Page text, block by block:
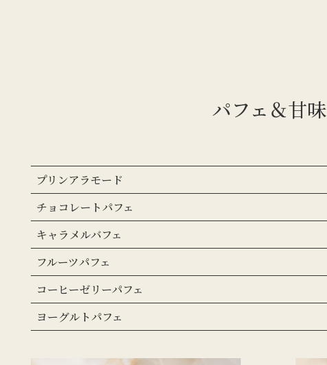
パフェ＆甘味
プリンアラモード
チョコレートパフェ
キャラメルバフェ
フルーツパフェ
コーヒーゼリーパフェ
ヨーグルトパフェ